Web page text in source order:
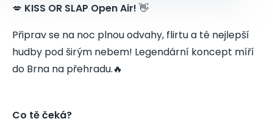
💋 KISS OR SLAP Open Air! 👋
Připrav se na noc plnou odvahy, flirtu a té nejlepší
hudby pod širým nebem! Legendární koncept míří
do Brna na přehradu.🔥
Co tě čeká?